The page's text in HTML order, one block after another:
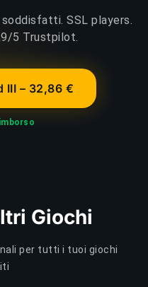
SSL players.
5 Trustpilot.
III – 32,86 €
Giochi
per tutti i tuoi giochi